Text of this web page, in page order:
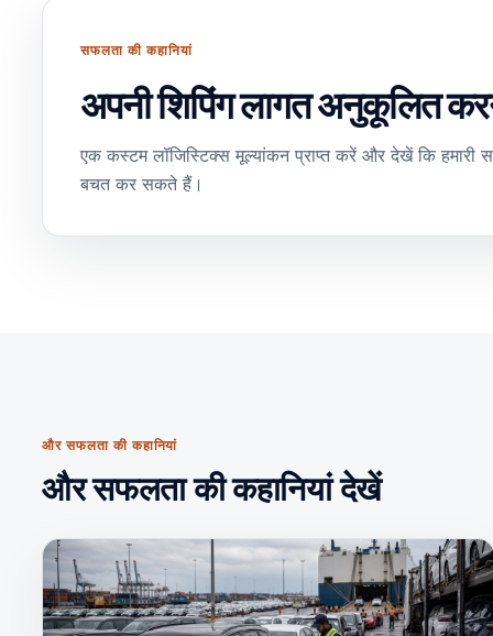
सफलता की कहानियां
अपनी शिपिंग लागत अनुकूलित
एक कस्टम लॉजिस्टिक्स मूल्यांकन प्राप्त करें और देखें कि
बचत कर सकते हैं।
और सफलता की कहानियां
और सफलता की कहानियां देखें